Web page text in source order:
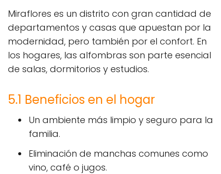
Miraflores es un distrito con gran cantidad de
departamentos y casas que apuestan por la
modernidad, pero también por el confort. En
los hogares, las alfombras son parte esencial
de salas, dormitorios y estudios.
5.1 Beneficios en el hogar
Un ambiente más limpio y seguro para la
familia.
Eliminación de manchas comunes como
vino, café o jugos.